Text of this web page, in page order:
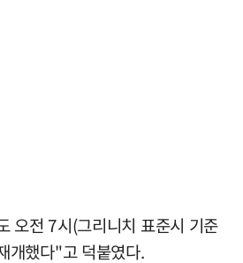
오전 7시(그리니치 표준시 기준
개했다"고 덕붙였다.